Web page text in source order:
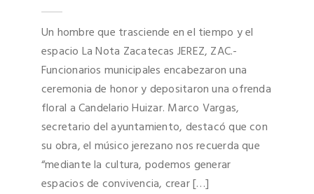
Un hombre que trasciende en el tiempo y el
espacio La Nota Zacatecas JEREZ, ZAC.-
Funcionarios municipales encabezaron una
ceremonia de honor y depositaron una ofrenda
floral a Candelario Huizar. Marco Vargas,
secretario del ayuntamiento, destacó que con
su obra, el músico jerezano nos recuerda que
“mediante la cultura, podemos generar
espacios de convivencia, crear […]